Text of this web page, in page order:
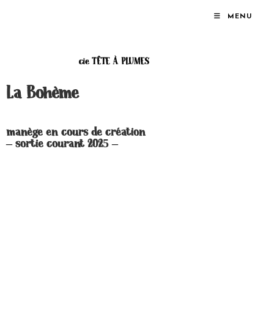
MENU
La Bohème
manège en cours de création
– sortie courant 2025 –